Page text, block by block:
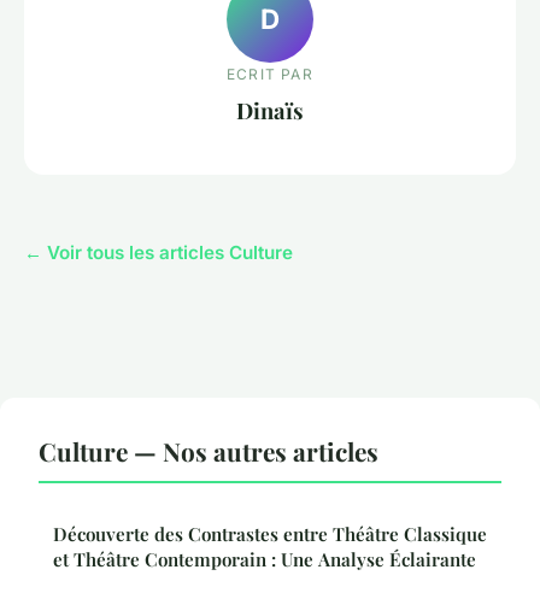
D
ECRIT PAR
Dinaïs
← Voir tous les articles Culture
Culture — Nos autres articles
Découverte des Contrastes entre Théâtre Classique
et Théâtre Contemporain : Une Analyse Éclairante